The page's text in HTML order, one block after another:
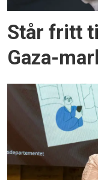
Står fritt
Gaza-